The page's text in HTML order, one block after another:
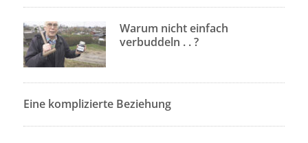
Warum nicht einfach
verbuddeln . . ?
Eine komplizierte Beziehung